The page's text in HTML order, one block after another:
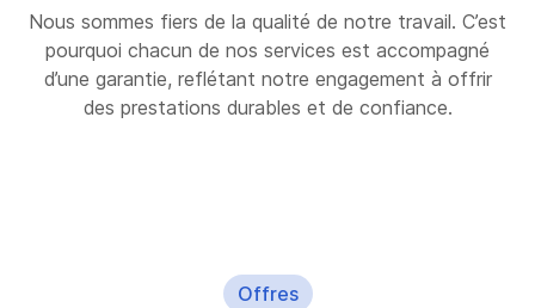
Nous sommes fiers de la qualité de notre travail. C’est
pourquoi chacun de nos services est accompagné
d’une garantie, reflétant notre engagement à offrir
des prestations durables et de confiance.
Offres